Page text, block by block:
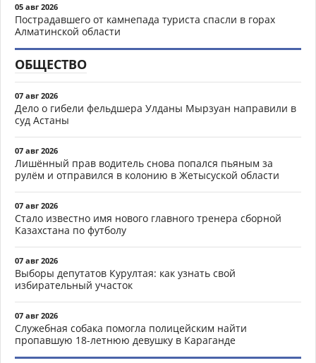
05 авг 2026
Пострадавшего от камнепада туриста спасли в горах
Алматинской области
ОБЩЕСТВО
07 авг 2026
Дело о гибели фельдшера Улданы Мырзуан направили в
суд Астаны
07 авг 2026
Лишённый прав водитель снова попался пьяным за
рулём и отправился в колонию в Жетысуской области
07 авг 2026
Стало известно имя нового главного тренера сборной
Казахстана по футболу
07 авг 2026
Выборы депутатов Курултая: как узнать свой
избирательный участок
07 авг 2026
Служебная собака помогла полицейским найти
пропавшую 18-летнюю девушку в Караганде